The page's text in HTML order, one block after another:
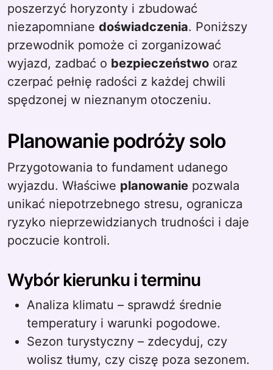
poszerzyć horyzonty i zbudować
niezapomniane doświadczenia. Poniższy
przewodnik pomoże ci zorganizować
wyjazd, zadbać o bezpieczeństwo oraz
czerpać pełnię radości z każdej chwili
spędzonej w nieznanym otoczeniu.
Planowanie podróży solo
Przygotowania to fundament udanego
wyjazdu. Właściwe planowanie pozwala
unikać niepotrzebnego stresu, ogranicza
ryzyko nieprzewidzianych trudności i daje
poczucie kontroli.
Wybór kierunku i terminu
Analiza klimatu – sprawdź średnie
temperatury i warunki pogodowe.
Sezon turystyczny – zdecyduj, czy
wolisz tłumy, czy ciszę poza sezonem.